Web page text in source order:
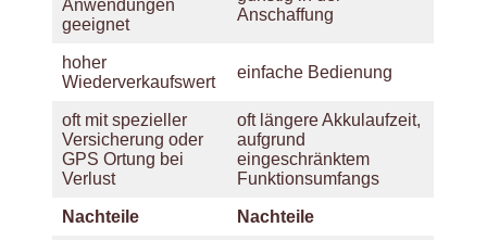
Anwendungen
geeignet
Anschaffung
hoher
Wiederverkaufswert
einfache Bedienung
oft mit spezieller
Versicherung oder
GPS Ortung bei
Verlust
oft längere Akkulaufzeit,
aufgrund
eingeschränktem
Funktionsumfangs
Nachteile Nachteile